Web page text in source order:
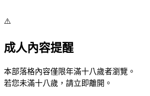
⚠️
成人內容提醒
本部落格內容僅限年滿十八歲者瀏覽。
若您未滿十八歲，請立即離開。